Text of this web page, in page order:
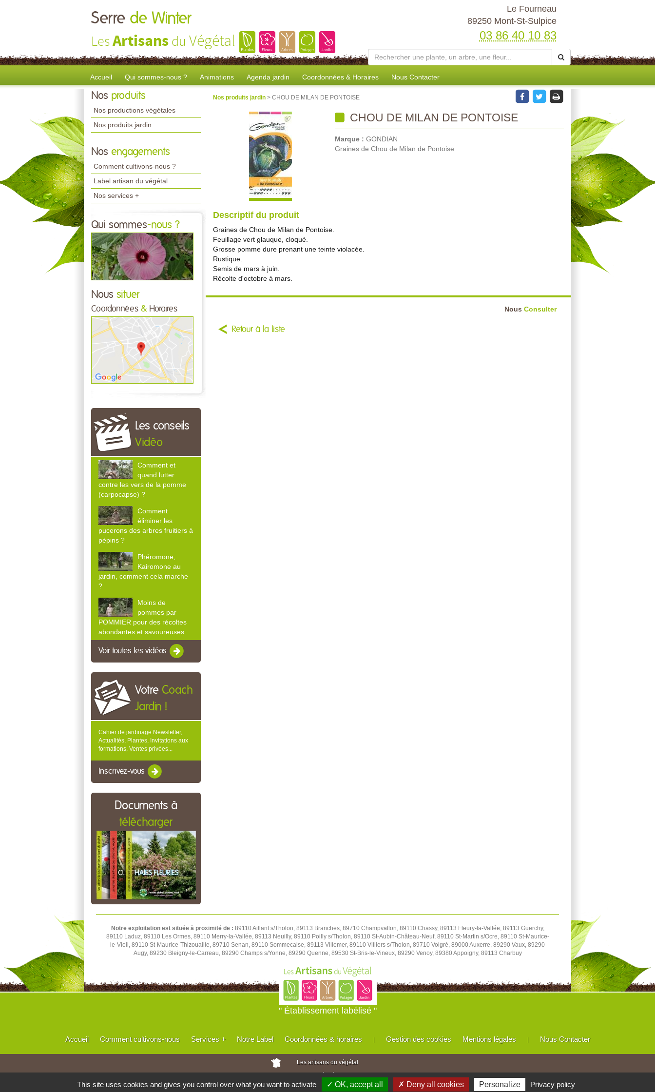
Serre de Winter
LesArtisans du Végétal
Le Fourneau
89250 Mont-St-Sulpice
03 86 40 10 83
Accueil Qui sommes-nous ? Animations Agenda jardin Coordonnées & Horaires Nous Contacter
Nos produits
Nos productions végétales
Nos produits jardin
Nos engagements
Comment cultivons-nous ?
Label artisan du végétal
Nos services +
Qui sommes-nous ?
Nous situer
Coordonnées & Horaires
Les conseils
Vidéo
Comment et
quand lutter
contre les vers de la pomme
(carpocapse) ?
Comment
éliminer les
pucerons des arbres fruitiers à
pépins ?
Phéromone,
Kairomone au
jardin, comment cela marche
?
Moins de
pommes par
POMMIER pour des récoltes
abondantes et savoureuses
Voir toutes les vidéos
Votre Coach
Jardin !
Cahier de jardinage Newsletter,
Actualités, Plantes, Invitations aux
formations, Ventes privées...
Inscrivez-vous
Documents à
télécharger
Nos produits jardin > CHOU DE MILAN DE PONTOISE
CHOU DE MILAN DE PONTOISE
Marque : GONDIAN
Graines de Chou de Milan de Pontoise
Descriptif du produit
Graines de Chou de Milan de Pontoise.
Feuillage vert glauque, cloqué.
Grosse pomme dure prenant une teinte violacée.
Rustique.
Semis de mars à juin.
Récolte d'octobre à mars.
Nous Consulter
Retour à la liste
Notre exploitation est située à proximité de : 89110 Aillant s/Tholon, 89113 Branches, 89710 Champvallon, 89110 Chassy, 89113 Fleury-la-Vallée, 89113 Guerchy,
89110 Laduz, 89110 Les Ormes, 89110 Merry-la-Vallée, 89113 Neuilly, 89110 Poilly s/Tholon, 89110 St-Aubin-Château-Neuf, 89110 St-Martin s/Ocre, 89110 St-Maurice-
le-Vieil, 89110 St-Maurice-Thizouaille, 89710 Senan, 89110 Sommecaise, 89113 Villemer, 89110 Villiers s/Tholon, 89710 Volgré, 89000 Auxerre, 89290 Vaux, 89290
Augy, 89230 Bleigny-le-Carreau, 89290 Champs s/Yonne, 89290 Quenne, 89530 St-Bris-le-Vineux, 89290 Venoy, 89380 Appoigny, 89113 Charbuy
" Établissement labélisé "
Accueil Comment cultivons-nous Services + Notre Label Coordonnées & horaires | Gestion des cookies Mentions légales | Nous Contacter
Les artisans du végétal
Horticulteurs et pépinièristes de France
This site uses cookies and gives you control over what you want to activate ✓ OK, accept all ✗ Deny all cookies Personalize Privacy policy